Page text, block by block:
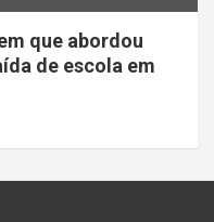
que abordou
de escola em